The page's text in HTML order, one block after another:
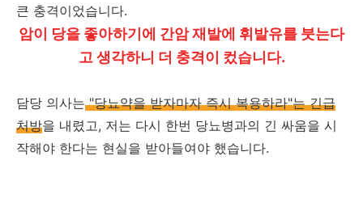
큰 충격이었습니다.
암이 당을 좋아하기에 간암 재발에 휘발유를 붓는다
고 생각하니 더 충격이 컸습니다.
담당 의사는"당뇨약을 받자마자 즉시 복용하라"는 긴급
처방을 내렸고, 저는 다시 한번 당뇨병과의 긴 싸움을 시
작해야 한다는 현실을 받아들여야 했습니다.